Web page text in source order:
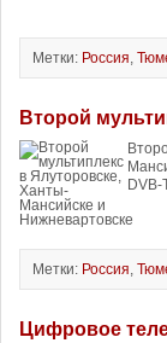
Метки: Россия,
Второй
DVB-
Метки: Россия,
Цифровое